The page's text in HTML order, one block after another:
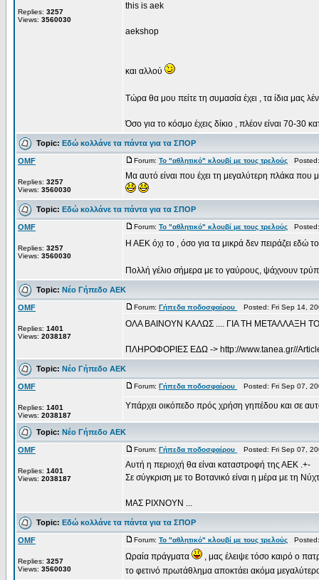
Replies: 3257
Views: 3560030
this is aek
aekshop
και αλλού
Τώρα θα μου πείτε τη συμασία έχει , τα ίδια μας
Όσο για το κόσμο έχεις δίκιο , πλέον είναι 70-30
Topic: Εδώ κολλάνε τα πάντα για τα ΣΠΟΡ
OMF
Replies: 3257
Views: 3560030
Forum: Το "αθλητικό" κλουβί με τους τρελούς
Μα αυτό είναι που έχει τη μεγαλύτερη πλάκα που
Topic: Εδώ κολλάνε τα πάντα για τα ΣΠΟΡ
OMF
Replies: 3257
Views: 3560030
Forum: Το "αθλητικό" κλουβί με τους τρελούς
H AEK όχι το , όσο για τα μικρά δεν πειράζει εδώ
Πολλή γέλιο σήμερα με το γαύρους, ψάχνουν
Topic: Νέο Γήπεδο ΑΕΚ
OMF
Replies: 1401
Views: 2038187
Forum: Γήπεδα ποδοσφαίρου Posted: Fri Sep 14,
ΟΛΑ ΒΑΙΝΟΥΝ ΚΑΛΩΣ .... ΓΙΑ ΤΗ ΜΕΤΑΛΛΑΞΗ
ΠΛΗΡΟΦΟΡΙΕΣ ΕΔΩ -> http://www.tanea.gr//
Topic: Νέο Γήπεδο ΑΕΚ
OMF
Replies: 1401
Views: 2038187
Forum: Γήπεδα ποδοσφαίρου Posted: Fri Sep 07,
Υπάρχει οικόπεδο πρός χρήση γηπέδου και σε
Topic: Νέο Γήπεδο ΑΕΚ
OMF
Replies: 1401
Views: 2038187
Forum: Γήπεδα ποδοσφαίρου Posted: Fri Sep 07,
Αυτή η περιοχή θα είναι καταστροφή της ΑΕΚ .+-
Σε σύγκριση με το Βοτανικό είναι η μέρα με τη
ΜΑΣ ΡΙΧΝΟΥΝ ...
Topic: Εδώ κολλάνε τα πάντα για τα ΣΠΟΡ
OMF
Replies: 3257
Views: 3560030
Forum: Το "αθλητικό" κλουβί με τους τρελούς
Ωραία πράγματα
, μας έλειψε τόσο καιρό ο
το φετινό πρωτάθλημα αποκτάει ακόμα